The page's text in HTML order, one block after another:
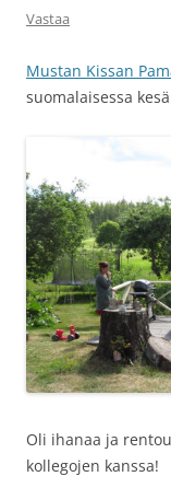
Vastaa
Mustan Kissan
suomalaisessa
Oli ihanaa ja
kollegojen kanssa!